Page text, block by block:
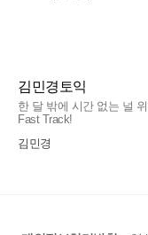
김민경토익
한 달 밖에 시간 없는 널
Fast Track!
김민경